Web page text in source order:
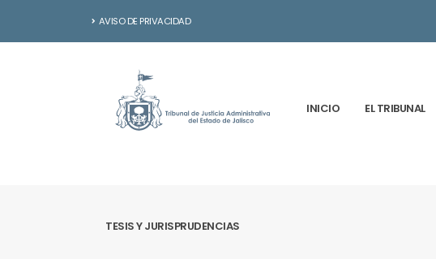
AVISO DE PRIVACIDAD
INICIO EL TRIBUNAL
TESIS Y JURISPRUDENCIAS